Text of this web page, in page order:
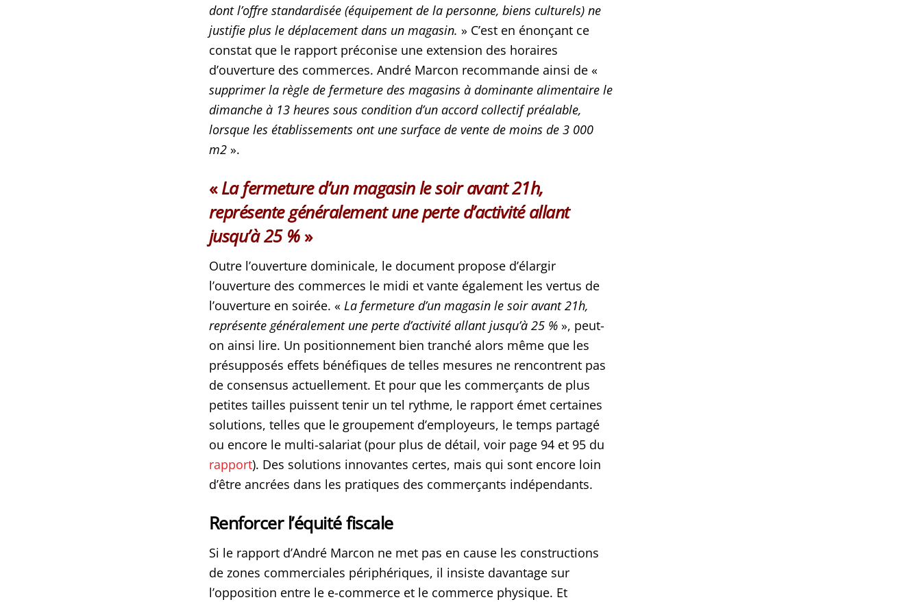
dont l’offre standardisée (équipement de la personne, biens culturels) ne
justifie plus le déplacement dans un magasin. » C’est en énonçant ce
constat que le rapport préconise une extension des horaires
d’ouverture des commerces. André Marcon recommande ainsi de «
supprimer la règle de fermeture des magasins à dominante alimentaire le
dimanche à 13 heures sous condition d’un accord collectif préalable,
lorsque les établissements ont une surface de vente de moins de 3 000
m2».
«La fermeture d’un magasin le soir avant 21h,
représente généralement une perte d’activité allant
jusqu’à 25 %»
Outre l’ouverture dominicale, le document propose d’élargir
l’ouverture des commerces le midi et vante également les vertus de
l’ouverture en soirée. « La fermeture d’un magasin le soir avant 21h,
représente généralement une perte d’activité allant jusqu’à 25 %», peut-
on ainsi lire. Un positionnement bien tranché alors même que les
présupposés effets bénéfiques de telles mesures ne rencontrent pas
de consensus actuellement. Et pour que les commerçants de plus
petites tailles puissent tenir un tel rythme, le rapport émet certaines
solutions, telles que le groupement d’employeurs, le temps partagé
ou encore le multi-salariat (pour plus de détail, voir page 94 et 95 du
rapport). Des solutions innovantes certes, mais qui sont encore loin
d’être ancrées dans les pratiques des commerçants indépendants.
Renforcer l’équité fiscale
Si le rapport d’André Marcon ne met pas en cause les constructions
de zones commerciales périphériques, il insiste davantage sur
l’opposition entre le e-commerce et le commerce physique. Et